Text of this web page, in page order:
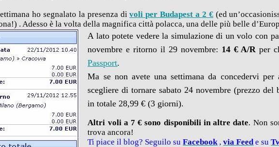
ho segnalato la presenza divoli per Budapest a 2 €(ed
. Adesso è la volta della magnifica città polacca, una delle più belle
A lato potete vedere la simulazione di un volo con
novembre e ritorno il 29 novembre: 14 € A/Rper
Passport.
Ma se non avete una settimana da concedervi per
scegliere di tornare sabato 24 novembre (prezzo del
in totale 28,99 € (3 giorni).
Altri voli a 7 € sono disponibili in altre date. Non
trova ancora!
Ti piace il blog? Seguilo su Facebook ,viaFeede su